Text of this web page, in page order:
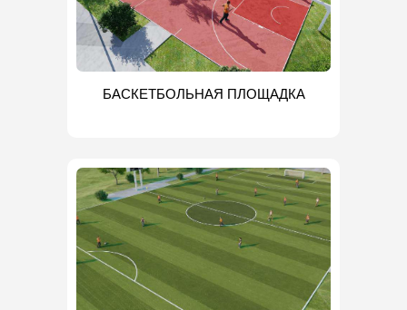
БАСКЕТБОЛЬНАЯ ПЛОЩАДКА